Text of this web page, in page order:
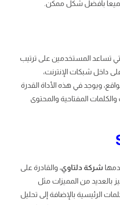
بأفضل شكل ممكن.
تساعد المستخدمين على ترتيب
داخل شبكات الإنترنت،
ويوجد في هذه الأداة القدرة
المفتاحية والمحتوى
شركة دلتاوي، والقادرة على
بالعديد من المميزات مثل
الرئيسية بالإضافة إلى تحليل